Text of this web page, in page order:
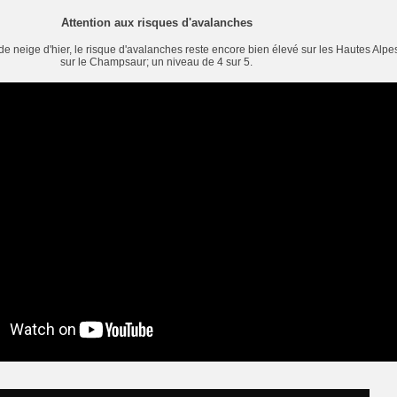
Attention aux risques d'avalanches
neige d'hier, le risque d'avalanches reste encore bien élevé sur les Hautes
sur le Champsaur; un niveau de 4 sur 5.